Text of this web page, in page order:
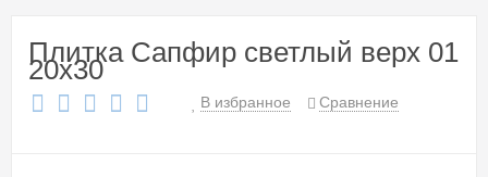
Плитка Сапфир светлый верх 01
20x30
В избранное Сравнение